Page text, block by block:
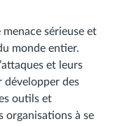
sérieuse et
monde entier.
et leurs
des
outils et
organisations à se